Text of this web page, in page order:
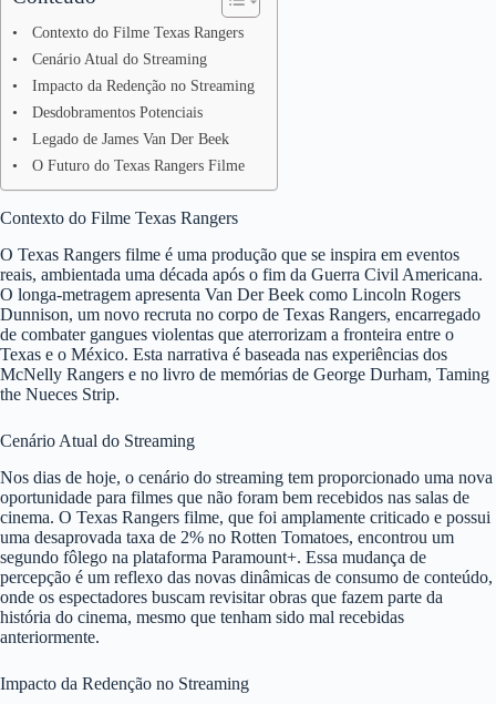
Contexto do Filme Texas Rangers
Cenário Atual do Streaming
Impacto da Redenção no Streaming
Desdobramentos Potenciais
Legado de James Van Der Beek
O Futuro do Texas Rangers Filme
Contexto do Filme Texas Rangers
O Texas Rangers filme é uma produção que se inspira em eventos
reais, ambientada uma década após o fim da Guerra Civil Americana.
O longa-metragem apresenta Van Der Beek como Lincoln Rogers
Dunnison, um novo recruta no corpo de Texas Rangers, encarregado
de combater gangues violentas que aterrorizam a fronteira entre o
Texas e o México. Esta narrativa é baseada nas experiências dos
McNelly Rangers e no livro de memórias de George Durham, Taming
the Nueces Strip.
Cenário Atual do Streaming
Nos dias de hoje, o cenário do streaming tem proporcionado uma nova
oportunidade para filmes que não foram bem recebidos nas salas de
cinema. O Texas Rangers filme, que foi amplamente criticado e possui
uma desaprovada taxa de 2% no Rotten Tomatoes, encontrou um
segundo fôlego na plataforma Paramount+. Essa mudança de
percepção é um reflexo das novas dinâmicas de consumo de conteúdo,
onde os espectadores buscam revisitar obras que fazem parte da
história do cinema, mesmo que tenham sido mal recebidas
anteriormente.
Impacto da Redenção no Streaming